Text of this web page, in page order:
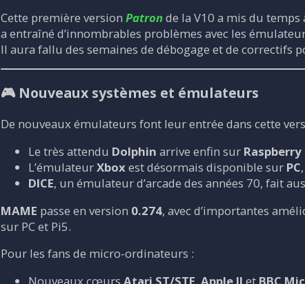
Cette première version Patronde la V10 a mis du
a entraîné d’innombrables problèmes avec les
Il aura fallu des semaines de débogage et de correctifs
🎮 Nouveaux systèmes et émulateurs
De nouveaux émulateurs font leur entrée dans cette
Le très attendu Dolphin arrive enfin sur Raspberry
L’émulateurXboxest désormais disponible sur PC
DICE, un émulateur d’arcade des années 70, fait
MAME passe en version 0.274, avec d’importantes
sur PC et Pi5.
Pour les fans de micro-ordinateurs :
Nouveaux cœurs Atari ST/STE, Apple II et BBC